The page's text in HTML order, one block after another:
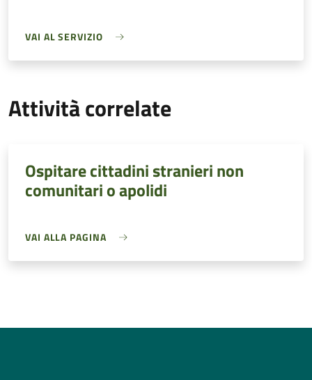
VAI AL SERVIZIO
Attività correlate
Ospitare cittadini stranieri non
comunitari o apolidi
VAI ALLA PAGINA